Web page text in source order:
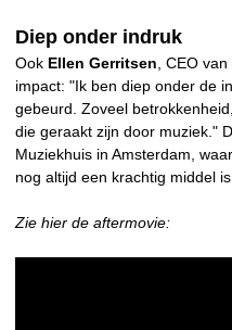
Diep onder indruk
Ook Ellen Gerritsen , CEO
impact: "Ik ben diep onder de
gebeurd. Zoveel
die geraakt zijn door muziek."
Muziekhuis in Amsterdam,
nog altijd een krachtig middel
Zie hier de aftermovie: